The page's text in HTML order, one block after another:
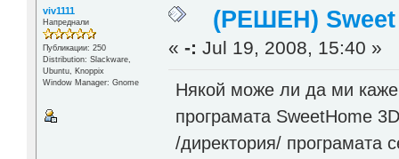
viv1111
Напреднали
Публикации: 250
Distribution: Slackware,
Ubuntu, Knoppix
Window Manager: Gnome
(РЕШЕН) Sweet
«-: Jul 19, 2008, 15:40 »
Някой може ли да ми каже
програмата SweetHome
/директория/ програмата